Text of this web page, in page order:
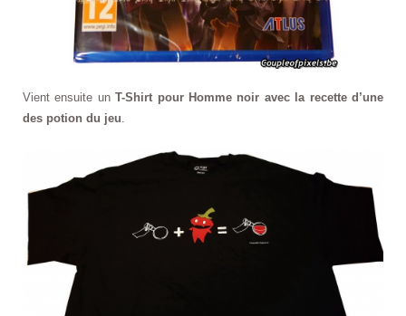
Vient ensuite unT-Shirt pour Homme noir avec la recette d’une
des potion du jeu